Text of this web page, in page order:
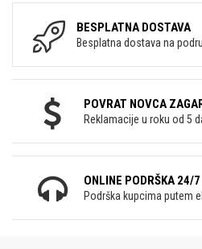
BESPLATNA DOSTAVA
Besplatna dostava na
POVRAT NOVCA
Reklamacije u roku od 5
ONLINE PODRŠKA 24/7
Podrška kupcima putem